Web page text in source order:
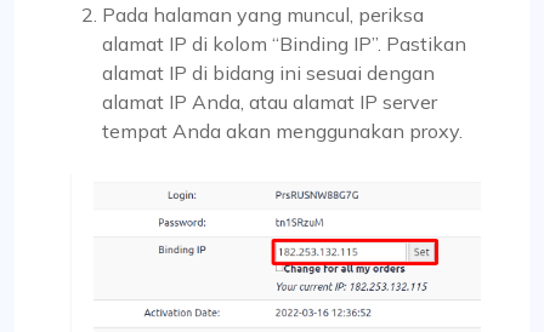
Pada halaman yang muncul, periksa
alamat IP di kolom “Binding IP”. Pastikan
alamat IP di bidang ini sesuai dengan
alamat IP Anda, atau alamat IP server
tempat Anda akan menggunakan proxy.